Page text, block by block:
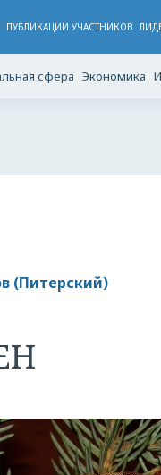
ПУБЛИКАЦИИ УЧАСТНИКОВ
сфера Экономика
(Питерский)